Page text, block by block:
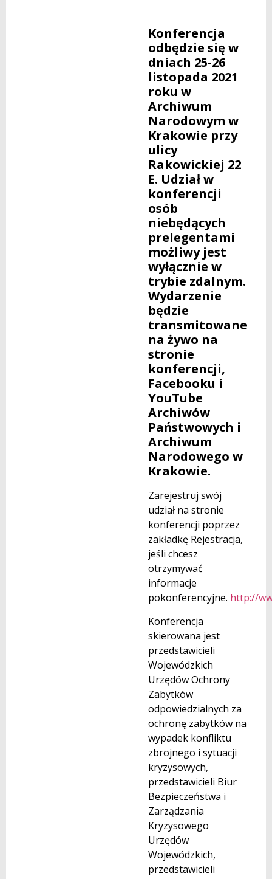
Konferencja
odbędzie się w
dniach 25-26
listopada 2021
roku w
Archiwum
Narodowym w
Krakowie przy
ulicy
Rakowickiej 22
E. Udział w
konferencji
osób
niebędących
prelegentami
możliwy jest
wyłącznie w
trybie zdalnym.
Wydarzenie
będzie
transmitowane
na żywo na
stronie
konferencji,
Facebooku i
YouTube
Archiwów
Państwowych i
Archiwum
Narodowego w
Krakowie.
Zarejestruj swój
udział na stronie
konferencji poprzez
zakładkę Rejestracja,
jeśli chcesz
otrzymywać
informacje
pokonferencyjne. http://
Konferencja
skierowana jest
przedstawicieli
Wojewódzkich
Urzędów Ochrony
Zabytków
odpowiedzialnych za
ochronę zabytków na
wypadek konfliktu
zbrojnego i sytuacji
kryzysowych,
przedstawicieli Biur
Bezpieczeństwa i
Zarządzania
Kryzysowego
Urzędów
Wojewódzkich,
przedstawicieli